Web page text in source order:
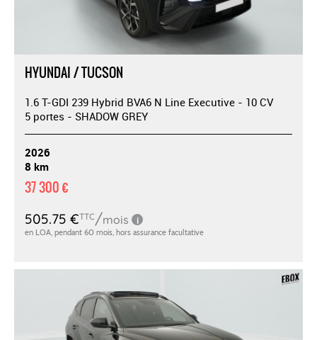
HYUNDAI / TUCSON
1.6 T-GDI 239 Hybrid BVA6 N Line Executive - 10 CV
5 portes - SHADOW GREY
2026
8 km
37 300 €